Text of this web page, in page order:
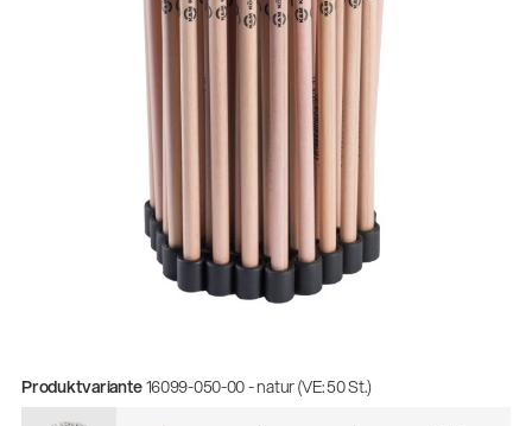
Produktvariante16099-050-00 - natur (VE: 50 St.)